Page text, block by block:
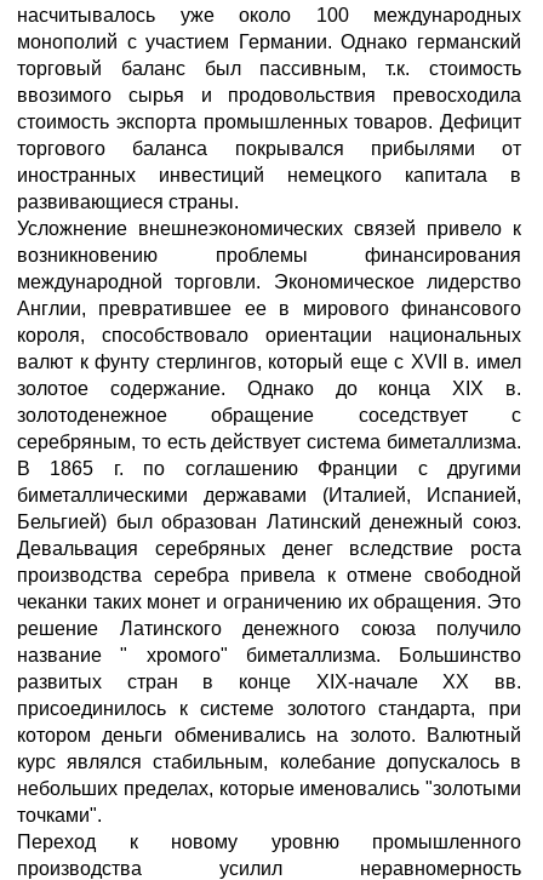
насчитывалось уже около 100 международных
монополий с участием Германии. Однако германский
торговый баланс был пассивным, т.к. стоимость
ввозимого сырья и продовольствия превосходила
стоимость экспорта промышленных товаров. Дефицит
торгового баланса покрывался прибылями от
иностранных инвестиций немецкого капитала в
развивающиеся страны.
Усложнение внешнеэкономических связей привело к
возникновению проблемы финансирования
международной торговли. Экономическое лидерство
Англии, превратившее ее в мирового финансового
короля, способствовало ориентации национальных
валют к фунту стерлингов, который еще с XVII в. имел
золотое содержание. Однако до конца XIX в.
золотоденежное обращение соседствует с
серебряным, то есть действует система биметаллизма.
В 1865 г. по соглашению Франции с другими
биметаллическими державами (Италией, Испанией,
Бельгией) был образован Латинский денежный союз.
Девальвация серебряных денег вследствие роста
производства серебра привела к отмене свободной
чеканки таких монет и ограничению их обращения. Это
решение Латинского денежного союза получило
название " хромого" биметаллизма. Большинство
развитых стран в конце XIX-начале XX вв.
присоединилось к системе золотого стандарта, при
котором деньги обменивались на золото. Валютный
курс являлся стабильным, колебание допускалось в
небольших пределах, которые именовались "золотыми
точками".
Переход к новому уровню промышленного
производства усилил неравномерность